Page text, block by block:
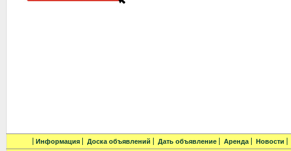
Информация Доска объявлений Дать объявление Аренда Новости